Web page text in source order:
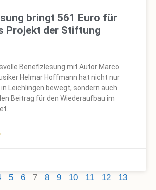
bringt 561 Euro für
Projekt der Stiftung
Benefizlesung mit Autor Marco
Helmar Hoffmann hat nicht nur
Leichlingen bewegt, sondern auch
Beitrag für den Wiederaufbau im
5 6 7 8 9 10 11 12 13